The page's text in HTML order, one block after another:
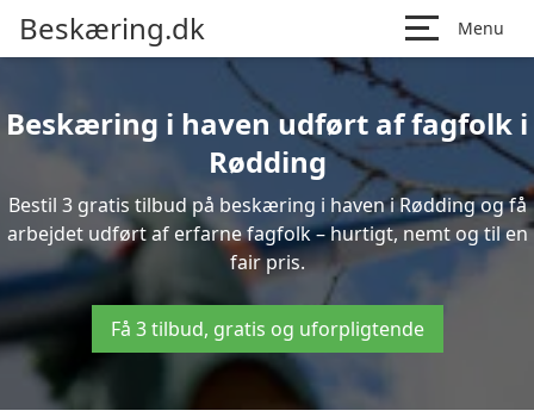
Beskæring.dk Menu
Beskæring i haven udført af fagfolk i
Rødding
Bestil 3 gratis tilbud på beskæring i haven i Rødding og få
arbejdet udført af erfarne fagfolk – hurtigt, nemt og til en
fair pris.
Få 3 tilbud, gratis og uforpligtende